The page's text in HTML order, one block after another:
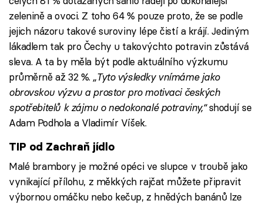
zelenině a ovoci. Z toho 64 % pouze proto, že se podle
jejich názoru takové suroviny lépe čistí a krájí. Jediným
lákadlem tak pro Čechy u takovýchto potravin zůstává
sleva. A ta by měla být podle aktuálního výzkumu
průměrně až 32 %. „Tyto výsledky vnímáme jako
obrovskou výzvu a prostor pro motivaci českých
spotřebitelů k zájmu o nedokonalé potraviny,“shodují se
Adam Podhola a Vladimír Víšek.
TIP od Zachraň jídlo
Malé brambory je možné opéci ve slupce v troubě jako
vynikající přílohu, z měkkých rajčat můžete připravit
výbornou omáčku nebo kečup, z hnědých banánů lze